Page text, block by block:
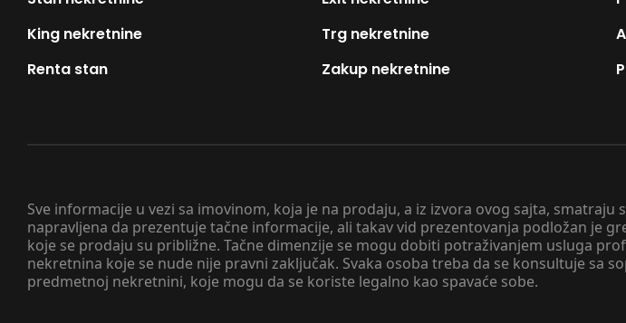
Sve informacije u vezi sa imovinom, koja je na prodaju, a iz izvora ovog sajta,
napravljena da prezentuje tačne informacije, ali takav vid prezentovanja podložan je
koje se prodaju su približne. Tačne dimenzije se mogu dobiti potraživanjem usluga
nekretnina koje se nude nije pravni zaključak. Svaka osoba treba da se konsultuje sa
predmetnoj nekretnini, koje mogu da se koriste legalno kao spavaće sobe.
King nekretnine
Trg nekretnine
Renta stan
Zakup nekretnine